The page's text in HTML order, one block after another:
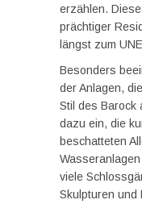
erzählen.
prächtiger
längst zum
Besonders
der Anlagen,
Stil des Barock
dazu ein, die
beschatteten
viele
Skulpturen und